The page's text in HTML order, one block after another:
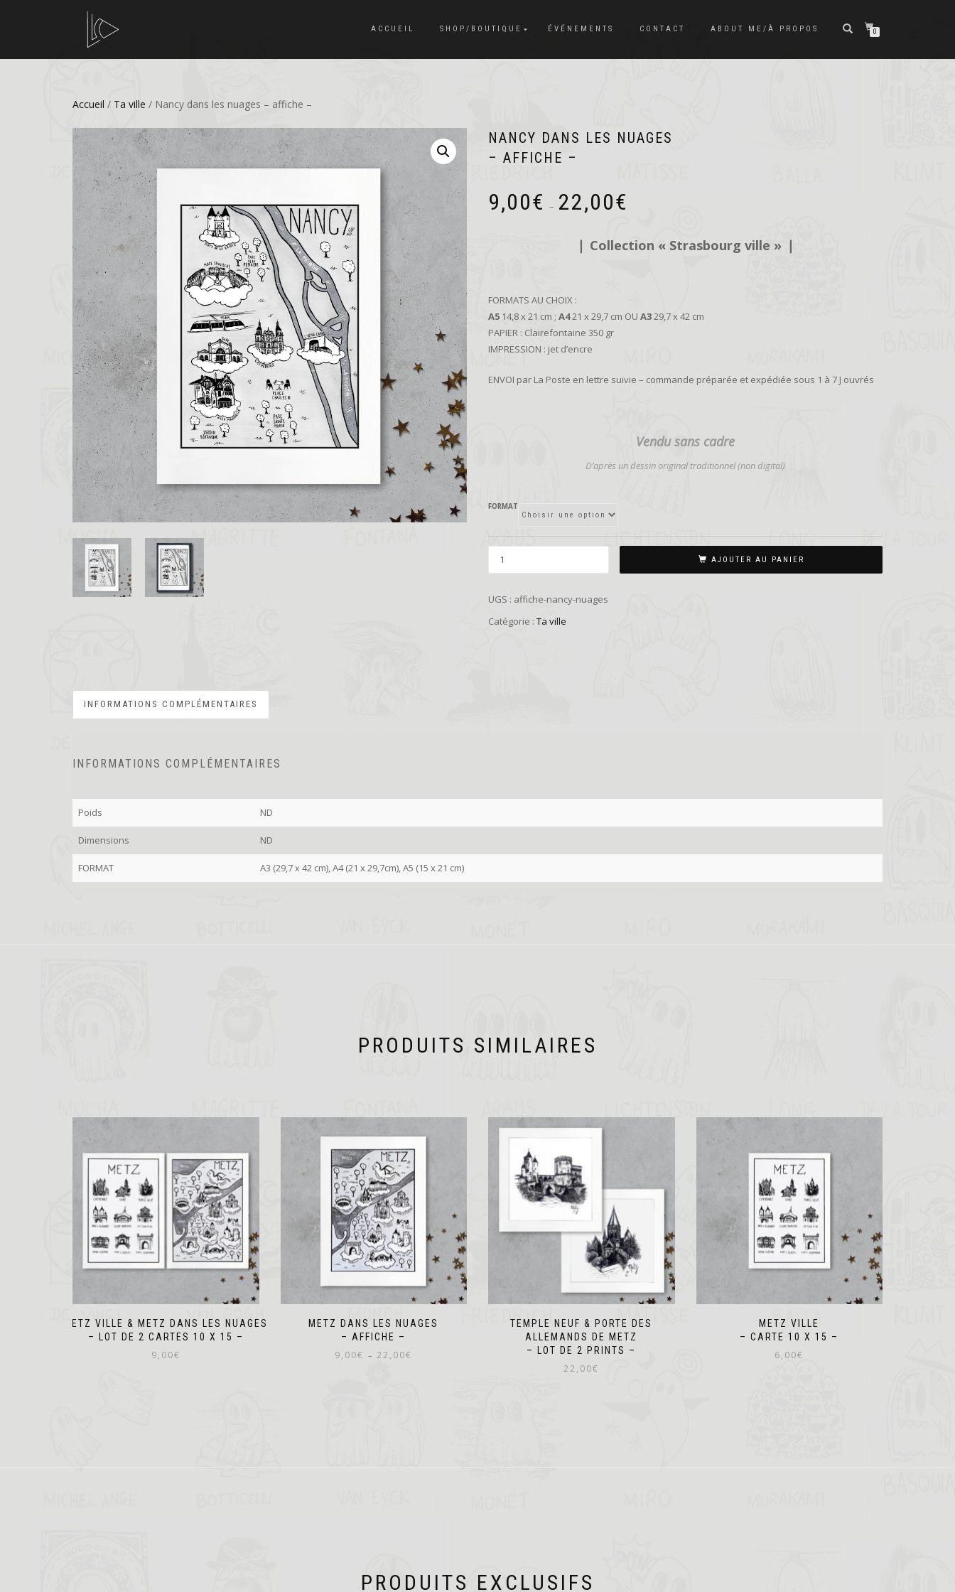
ACCUEIL SHOP/BOUTIQUE ÉVÉNEMENTS CONTACT ABOUT ME/À PROPOS 0
Accueil / Ta ville / Nancy dans les nuages – affiche –
NANCY DANS LES NUAGES
– AFFICHE –
9,00€ – 22,00€
9,00€
à
❘ Collection « Strasbourg ville »❘
FORMATS AU CHOIX :
A5 14,8 x 21 cm ; A421 x 29,7 cm OU A329,7 x 42 cm
PAPIER : Clairefontaine 350 gr
IMPRESSION : jet d’encre
ENVOI par La Poste en lettre suivie – commande préparée et expédiée sous 1 à 7 J ouvrés
Vendu sans cadre
D’après un dessin original traditionnel (non digital)
FORMAT
AJOUTER AU PANIER
UGS : affiche-nancy-nuages
Catégorie : Ta ville
INFORMATIONS COMPLÉMENTAIRES
INFORMATIONS COMPLÉMENTAIRES
Poids ND
Dimensions ND
FORMAT A3 (29,7 x 42 cm), A4 (21 x 29,7cm), A5 (15 x 21 cm)
PRODUITS SIMILAIRES
METZ VILLE & METZ DANS LES NUAGES
– LOT DE 2 CARTES 10 X 15 –
9,00€
METZ DANS LES NUAGES
– AFFICHE –
9,00€ – 22,00€
produit
TEMPLE NEUF & PORTE DES
ALLEMANDS DE METZ
– LOT DE 2 PRINTS –
22,00€
METZ VILLE
– CARTE 10 X 15 –
6,00€
PRODUITS EXCLUSIFS